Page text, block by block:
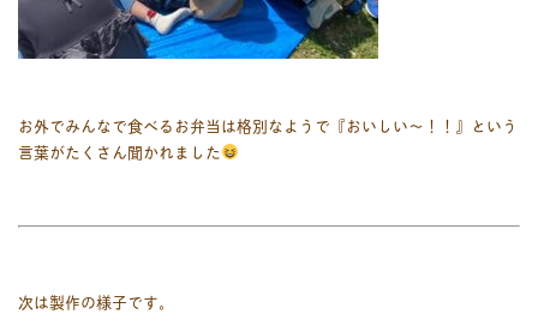
お外でみんなで食べるお弁当は格別なようで『おいしい〜！！』という
言葉がたくさん聞かれました
次は製作の様子です。